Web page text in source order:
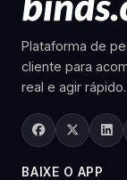
Plataforma de
cliente para
real e agir rápido.
BAIXE O APP